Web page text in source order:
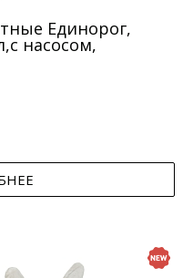
Единорог,
насосом,